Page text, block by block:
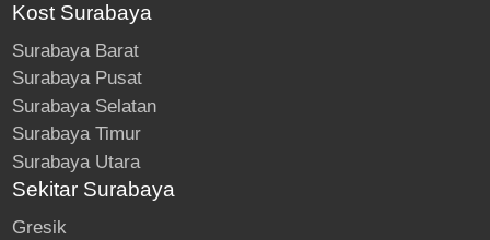
Kost Surabaya
Surabaya Barat
Surabaya Pusat
Surabaya Selatan
Surabaya Timur
Surabaya Utara
Sekitar Surabaya
Gresik